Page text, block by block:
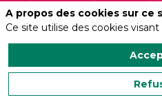
A propos des cookies sur ce
Ce site utilise des cookies